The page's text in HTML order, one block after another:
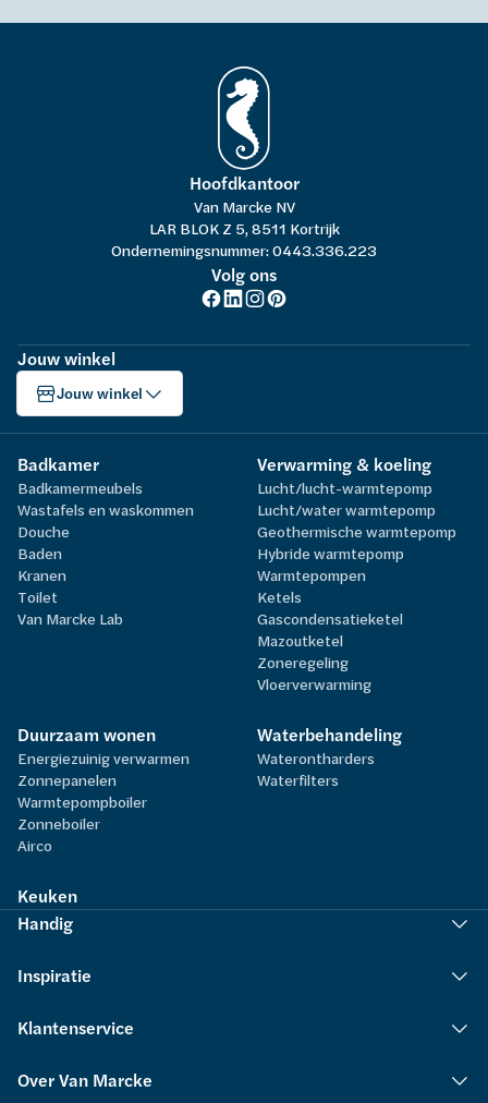
Hoofdkantoor
Van Marcke NV
LAR BLOK Z 5, 8511 Kortrijk
Ondernemingsnummer: 0443.336.223
Volg ons
Jouw winkel
Jouw winkel
Badkamer
Badkamermeubels
Wastafels en waskommen
Douche
Baden
Kranen
Toilet
Van Marcke Lab
Verwarming & koeling
Lucht/lucht-warmtepomp
Lucht/water warmtepomp
Geothermische warmtepomp
Hybride warmtepomp
Warmtepompen
Ketels
Gascondensatieketel
Mazoutketel
Zoneregeling
Vloerverwarming
Duurzaam wonen
Energiezuinig verwarmen
Zonnepanelen
Warmtepompboiler
Zonneboiler
Airco
Waterbehandeling
Waterontharders
Waterfilters
Keuken
Handig
Inspiratie
Klantenservice
Over Van Marcke